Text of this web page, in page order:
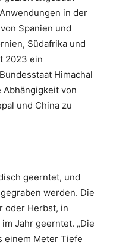
in der
Spanien und
Südafrika und
2023 ein
Himachal
von
und China zu
geerntet, und
werden. Die
oder Herbst, in
Jahr geerntet. „Die
einem Meter Tiefe